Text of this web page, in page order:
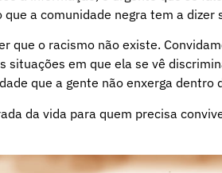
a comunidade negra tem a dizer
que o racismo não existe.
situações em que ela se vê
que a gente não enxerga dentro
da vida para quem precisa